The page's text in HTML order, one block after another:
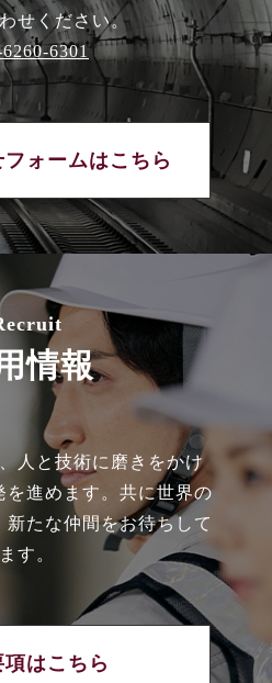
せください。
6301
ォームはこちら
情報
人と技術に磨きをかけ
を進めます。共に世界の
たな仲間をお待ちして
ます。
はこちら